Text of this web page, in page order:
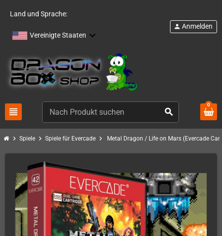
Land und Sprache:
Vereinigte Staaten
view_headline search
person Anmelden
0
chevron_right Spiele chevron_right Spiele für Evercade chevron_right Metal Dragon / Life on Mars (Evercade